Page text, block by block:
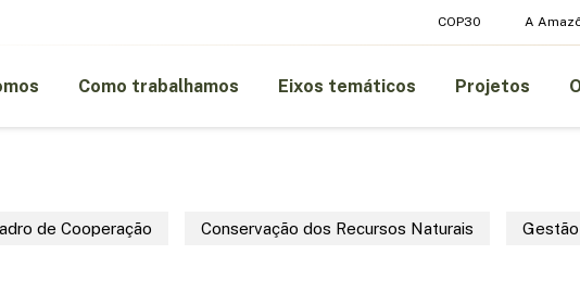
COP30 A
Como trabalhamos Eixos temáticos Projetos
de Cooperação Conservação dos Recursos Naturais